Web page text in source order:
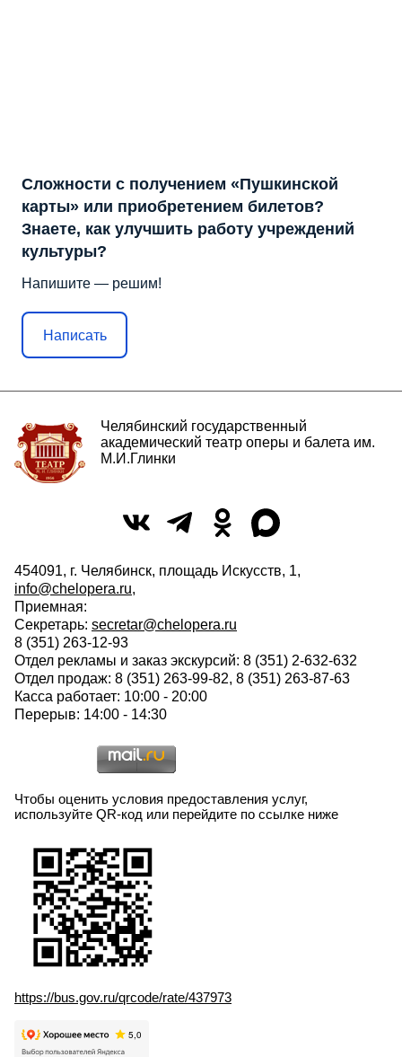
Сложности с получением «Пушкинской
карты» или приобретением билетов?
Знаете, как улучшить работу учреждений
культуры?
Напишите — решим!
Написать
Челябинский государственный
академический театр оперы и балета им.
М.И.Глинки
454091, г. Челябинск, площадь Искусств, 1,
info@chelopera.ru,
Приемная:
Секретарь: secretar@chelopera.ru
8 (351) 263-12-93
Отдел рекламы и заказ экскурсий: 8 (351) 2-632-632
Отдел продаж: 8 (351) 263-99-82, 8 (351) 263-87-63
Касса работает: 10:00 - 20:00
Перерыв: 14:00 - 14:30
Чтобы оценить условия предоставления услуг,
используйте QR-код или перейдите по ссылке ниже
https://bus.gov.ru/qrcode/rate/437973